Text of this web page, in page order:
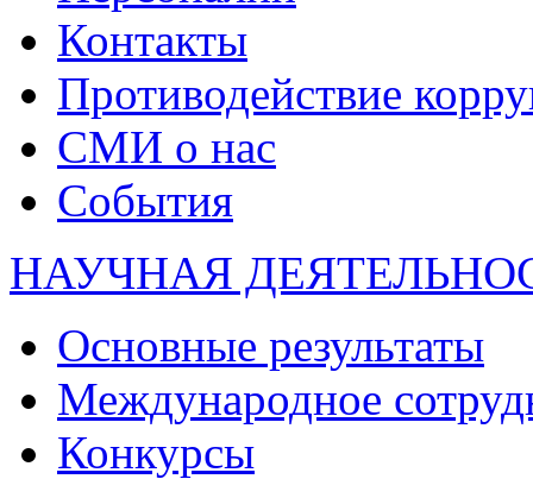
Контакты
Противодействие
СМИ о нас
События
НАУЧНАЯ
Основные результаты
Международное
Конкурсы